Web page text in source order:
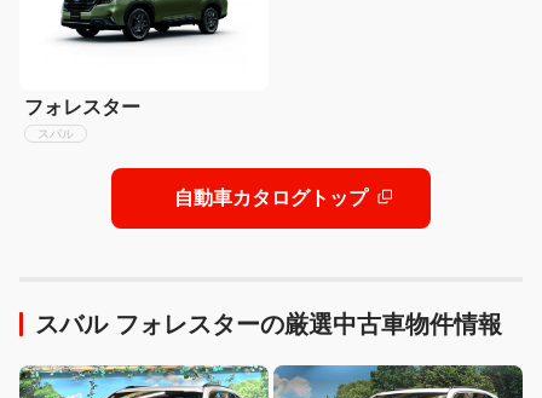
フォレスター
スバル
自動車カタログトップ
スバル フォレスターの厳選中古車物件情報